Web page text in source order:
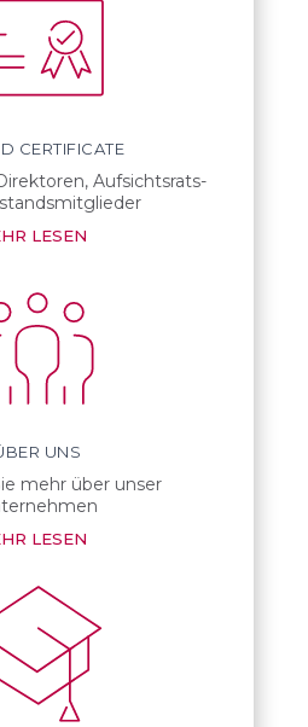
CERTIFICATE
Aufsichtsrats-
LESEN
UNS
mehr über unser
LESEN